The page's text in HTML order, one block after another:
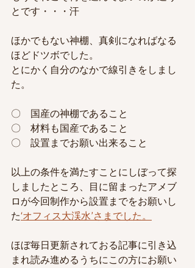
とです・・・汗
ほかでもない神棚、真剣になればなる
ほどドツボでした。
とにかく自分のなかで線引きをしまし
た。
〇　国産の神棚であること
〇　材料も国産であること
〇　設置までお願い出来ること
以上の条件を満たすことにしぼって探
しましたところ、目に留まったアメブ
ロが今回制作から設置までをお願いし
た‘オフィス大渓水’さまでした。
ほぼ毎日更新されておる記事に引き込
まれ読み進めるうちにこの方にお願い